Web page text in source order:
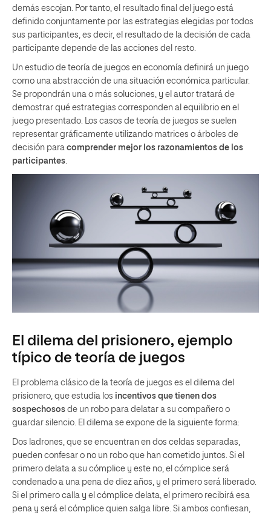
demás escojan. Por tanto, el resultado final del juego está
definido conjuntamente por las estrategias elegidas por todos
sus participantes, es decir, el resultado de la decisión de cada
participante depende de las acciones del resto.
Un estudio de teoría de juegos en economía definirá un juego
como una abstracción de una situación económica particular.
Se propondrán una o más soluciones, y el autor tratará de
demostrar qué estrategias corresponden al equilibrio en el
juego presentado. Los casos de teoría de juegos se suelen
representar gráficamente utilizando matrices o árboles de
decisión para comprender mejor los razonamientos de los
participantes.
El dilema del prisionero, ejemplo
típico de teoría de juegos
El problema clásico de la teoría de juegos es el dilema del
prisionero, que estudia los incentivos que tienen dos
sospechosos de un robo para delatar a su compañero o
guardar silencio. El dilema se expone de la siguiente forma:
Dos ladrones, que se encuentran en dos celdas separadas,
pueden confesar o no un robo que han cometido juntos. Si el
primero delata a su cómplice y este no, el cómplice será
condenado a una pena de diez años, y el primero será liberado.
Si el primero calla y el cómplice delata, el primero recibirá esa
pena y será el cómplice quien salga libre. Si ambos confiesan,